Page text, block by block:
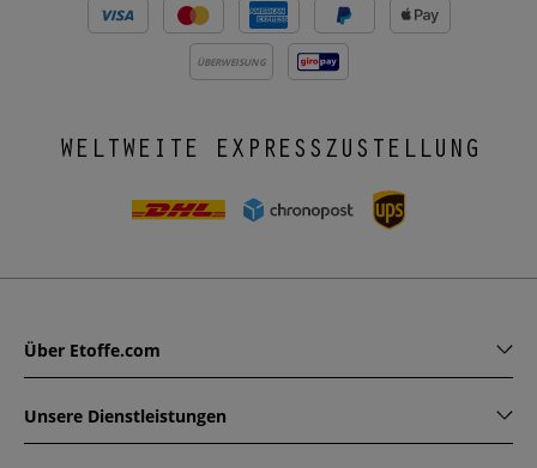
ÜBERWEISUNG
WELTWEITE EXPRESSZUSTELLUNG
Über Etoffe.com
Unsere Dienstleistungen